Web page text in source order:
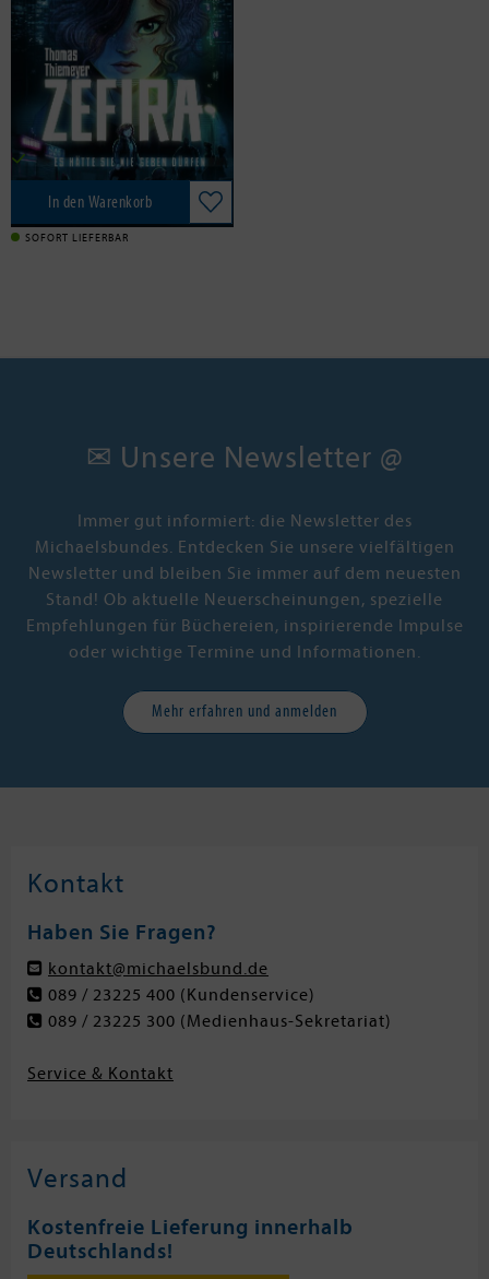
dürfen
Arena Verlag GmbH, 2024
20,00 €
Versandkostenfrei in DE
In den Warenkorb
SOFORT LIEFERBAR
✉ Unsere Newsletter @
Immer gut informiert: die Newsletter des
Michaelsbundes. Entdecken Sie unsere vielfältigen
Newsletter und bleiben Sie immer auf dem neuesten
Stand! Ob aktuelle Neuerscheinungen, spezielle
Empfehlungen für Büchereien, inspirierende Impulse
oder wichtige Termine und Informationen.
Mehr erfahren und anmelden
Kontakt
Haben Sie Fragen?
kontakt@michaelsbund.de
089 / 23225 400 (Kundenservice)
089 / 23225 300 (Medienhaus-Sekretariat)
Service & Kontakt
Versand
Kostenfreie Lieferung innerhalb
Deutschlands!